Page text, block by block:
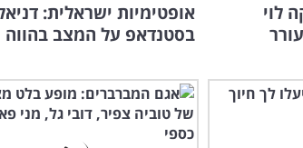
לוי
אופטימיות ישראלית:
בסטנדאפ על המצב בהווה